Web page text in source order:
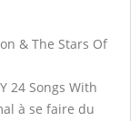
& The Stars Of
24 Songs With
à se faire du